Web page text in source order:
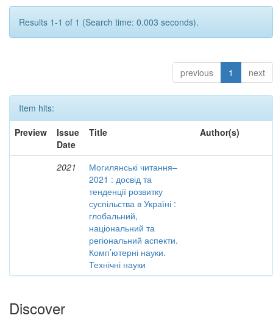
Results 1-1 of 1 (Search time: 0.003 seconds).
previous 1 next
Item hits:
Preview
Issue
Date
Title Author(s)
2021
Могилянські читання–
2021 : досвід та
тенденції розвитку
суспільства в Україні :
глобальний,
національний та
регіональний аспекти.
Комп’ютерні науки.
Технічні науки
Discover